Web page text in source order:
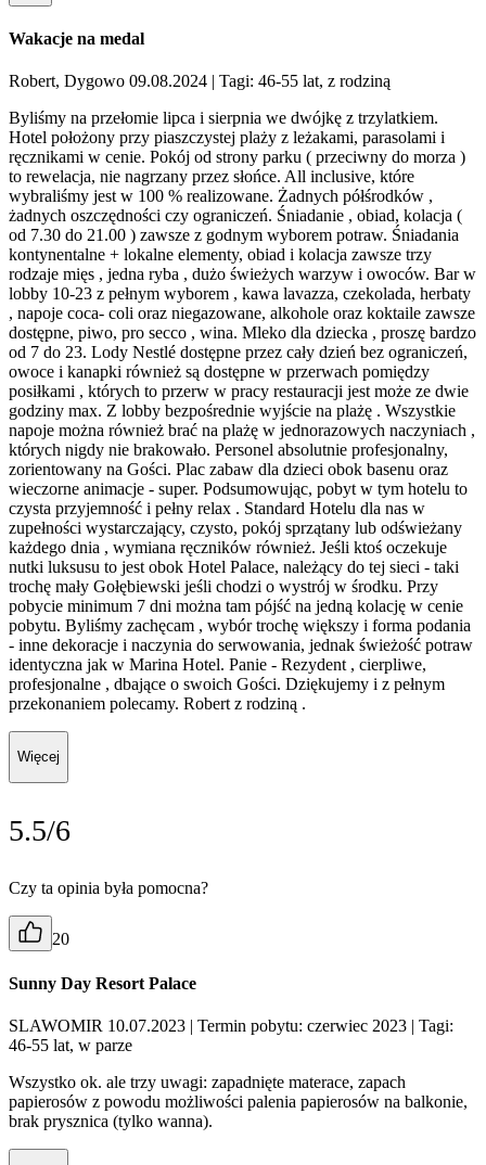
Wakacje na medal
Robert, Dygowo 09.08.2024 | Tagi: 46-55 lat, z rodziną
Byliśmy na przełomie lipca i sierpnia we dwójkę z trzylatkiem.
Hotel położony przy piaszczystej plaży z leżakami, parasolami i
ręcznikami w cenie. Pokój od strony parku ( przeciwny do morza )
to rewelacja, nie nagrzany przez słońce. All inclusive, które
wybraliśmy jest w 100 % realizowane. Żadnych półśrodków ,
żadnych oszczędności czy ograniczeń. Śniadanie , obiad, kolacja (
od 7.30 do 21.00 ) zawsze z godnym wyborem potraw. Śniadania
kontynentalne + lokalne elementy, obiad i kolacja zawsze trzy
rodzaje mięs , jedna ryba , dużo świeżych warzyw i owoców. Bar w
lobby 10-23 z pełnym wyborem , kawa lavazza, czekolada, herbaty
, napoje coca- coli oraz niegazowane, alkohole oraz koktaile zawsze
dostępne, piwo, pro secco , wina. Mleko dla dziecka , proszę bardzo
od 7 do 23. Lody Nestlé dostępne przez cały dzień bez ograniczeń,
owoce i kanapki również są dostępne w przerwach pomiędzy
posiłkami , których to przerw w pracy restauracji jest może ze dwie
godziny max. Z lobby bezpośrednie wyjście na plażę . Wszystkie
napoje można również brać na plażę w jednorazowych naczyniach ,
których nigdy nie brakowało. Personel absolutnie profesjonalny,
zorientowany na Gości. Plac zabaw dla dzieci obok basenu oraz
wieczorne animacje - super. Podsumowując, pobyt w tym hotelu to
czysta przyjemność i pełny relax . Standard Hotelu dla nas w
zupełności wystarczający, czysto, pokój sprzątany lub odświeżany
każdego dnia , wymiana ręczników również. Jeśli ktoś oczekuje
nutki luksusu to jest obok Hotel Palace, należący do tej sieci - taki
trochę mały Gołębiewski jeśli chodzi o wystrój w środku. Przy
pobycie minimum 7 dni można tam pójść na jedną kolację w cenie
pobytu. Byliśmy zachęcam , wybór trochę większy i forma podania
- inne dekoracje i naczynia do serwowania, jednak świeżość potraw
identyczna jak w Marina Hotel. Panie - Rezydent , cierpliwe,
profesjonalne , dbające o swoich Gości. Dziękujemy i z pełnym
przekonaniem polecamy. Robert z rodziną .
Więcej
5.5/6
Czy ta opinia była pomocna?
20
Sunny Day Resort Palace
SLAWOMIR 10.07.2023 | Termin pobytu: czerwiec 2023 | Tagi:
46-55 lat, w parze
Wszystko ok. ale trzy uwagi: zapadnięte materace, zapach
papierosów z powodu możliwości palenia papierosów na balkonie,
brak prysznica (tylko wanna).